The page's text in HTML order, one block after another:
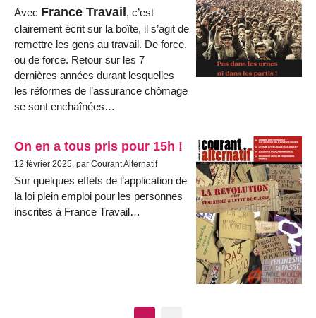
Avec France Travail, c’est
clairement écrit sur la boîte, il s’agit de
remettre les gens au travail. De force,
ou de force. Retour sur les 7
dernières années durant lesquelles
les réformes de l’assurance chômage
se sont enchaînées…
On en a tous pris pour 15h !
12 février 2025, par Courant Alternatif
Sur quelques effets de l’application de
la loi plein emploi pour les personnes
inscrites à France Travail…